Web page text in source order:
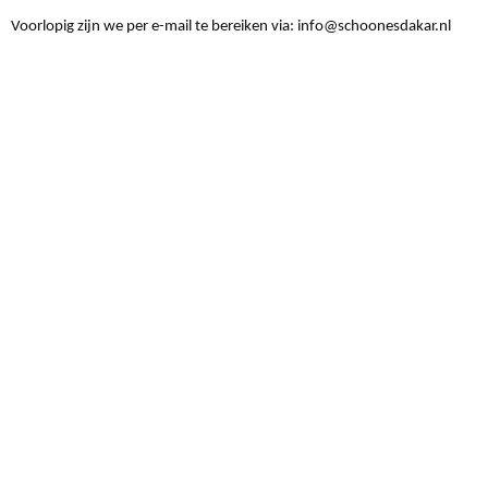
Voorlopig zijn we per e-mail te bereiken via: info@schoonesdakar.nl